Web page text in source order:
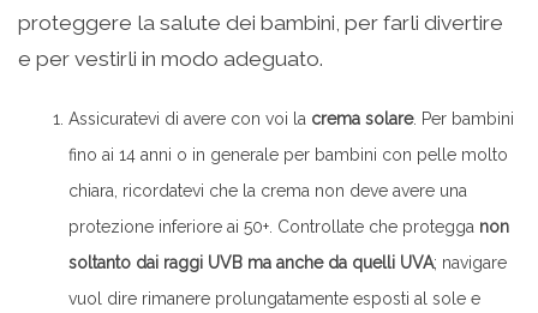
proteggere la salute dei bambini, per farli divertire
e per vestirli in modo adeguato.
Assicuratevi di avere con voi la crema solare. Per bambini
fino ai 14 anni o in generale per bambini con pelle molto
chiara, ricordatevi che la crema non deve avere una
protezione inferiore ai 50+. Controllate che protegga non
soltanto dai raggi UVB ma anche da quelli UVA; navigare
vuol dire rimanere prolungatamente esposti al sole e